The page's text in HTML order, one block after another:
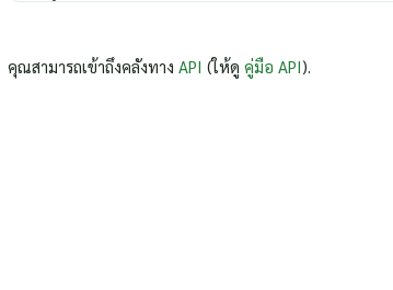
คุณสามารถเข้าถึงคลังทาง API (ให้ดู คู่มือ API).